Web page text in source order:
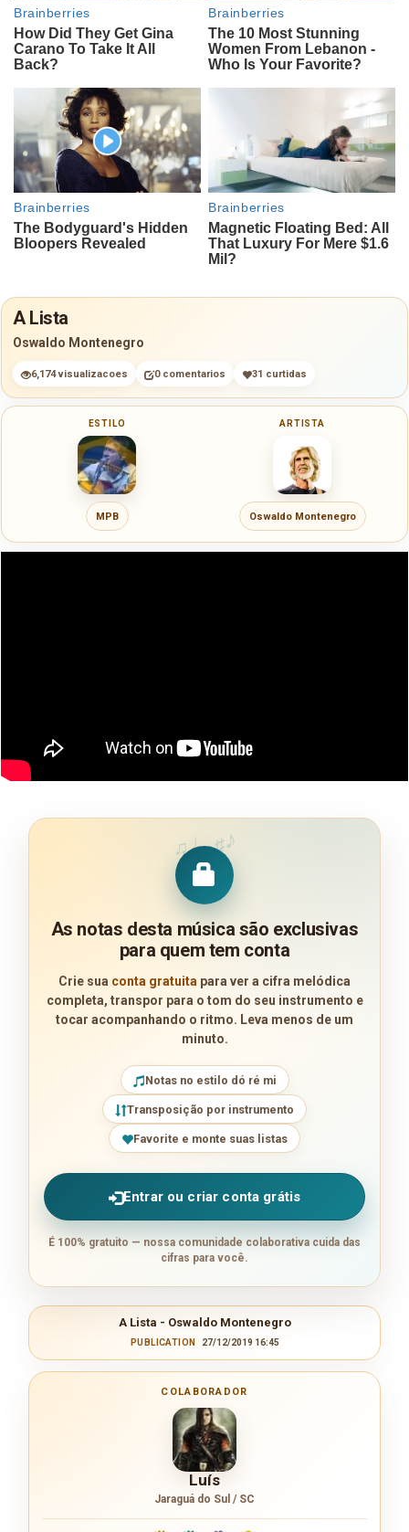
A Lista
Oswaldo Montenegro
6,174 visualizacoes 0 comentarios 31 curtidas
ESTILO
MPB
ARTISTA
Oswaldo Montenegro
♫♩♯♪
As notas desta música são exclusivas
para quem tem conta
Crie sua conta gratuita para ver a cifra melódica
completa, transpor para o tom do seu instrumento e
tocar acompanhando o ritmo. Leva menos de um
minuto.
Notas no estilo dó ré mi
Transposição por instrumento
Favorite e monte suas listas
Entrar ou criar conta grátis
É 100% gratuito — nossa comunidade colaborativa cuida das
cifras para você.
A Lista - Oswaldo Montenegro
PUBLICATION 27/12/2019 16:45
COLABORADOR
Luís
Jaraguá do Sul / SC